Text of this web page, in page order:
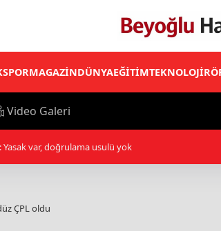
SPORMAGAZİNDÜNYAEĞİTİMTEKNOLOJİ
Video Galeri
Manchester United'dan Celta Vigo'ya kiralandı
ÇPL oldu